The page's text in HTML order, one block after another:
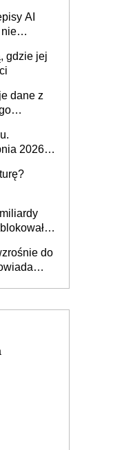
będzie
AI
gdzie jej
dane z
2026
do